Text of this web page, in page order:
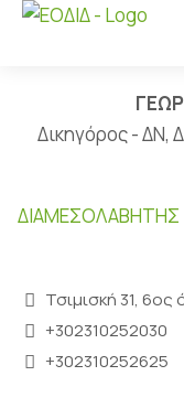
Δικηγόρος - ΔΝ,
ΔΙΑΜΕΣΟΛΑΒΗΤΉΣ
Τσιμισκή 31,
+302310252030
+302310252625